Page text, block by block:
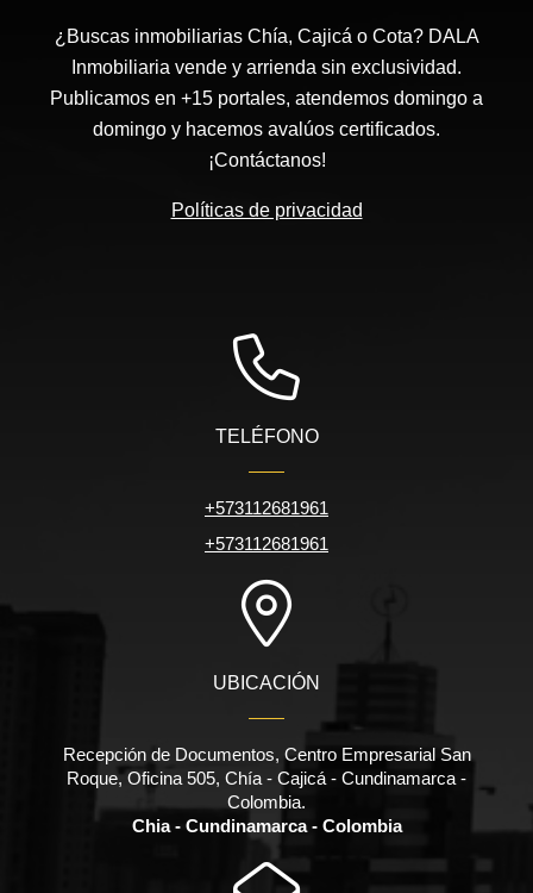
¿Buscas inmobiliarias Chía, Cajicá o Cota? DALA
Inmobiliaria vende y arrienda sin exclusividad.
Publicamos en +15 portales, atendemos domingo a
domingo y hacemos avalúos certificados.
¡Contáctanos!
Políticas de privacidad
TELÉFONO
+573112681961
+573112681961
UBICACIÓN
Recepción de Documentos, Centro Empresarial San
Roque, Oficina 505, Chía - Cajicá - Cundinamarca -
Colombia.
Chia - Cundinamarca - Colombia